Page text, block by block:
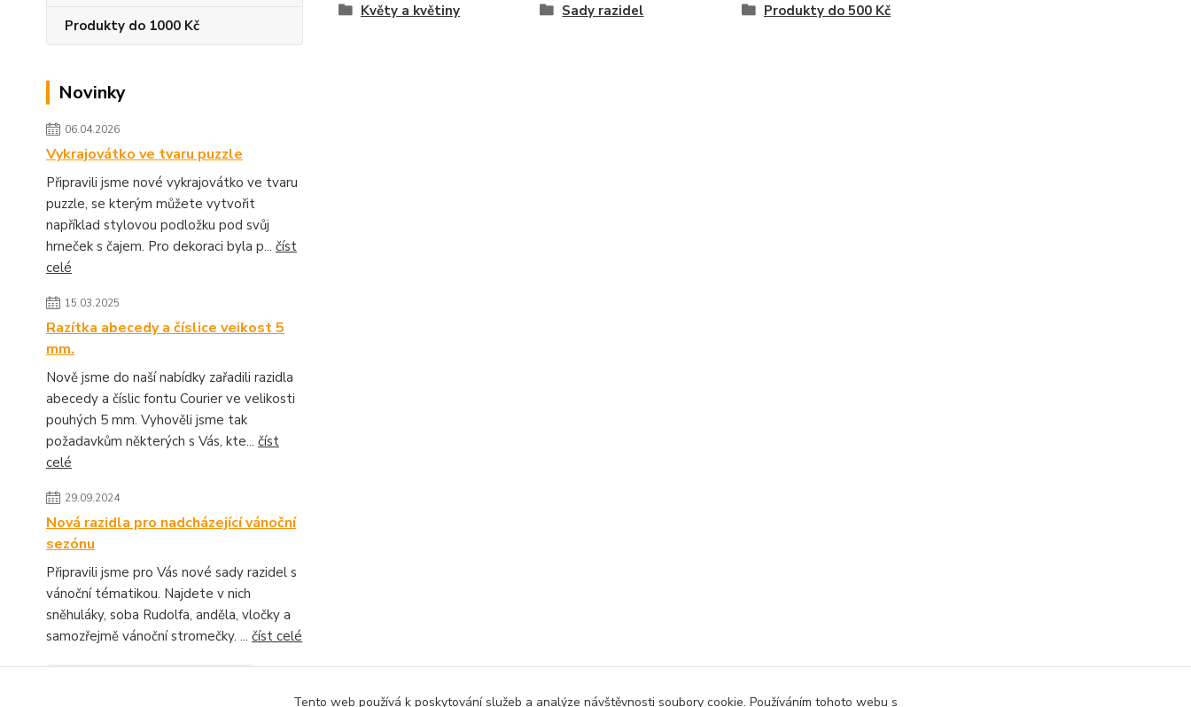
Produkty do 1000 Kč
Novinky
06.04.2026
Vykrajovátko ve tvaru puzzle
Připravili jsme nové vykrajovátko ve tvaru
puzzle, se kterým můžete vytvořit
například stylovou podložku pod svůj
hrneček s čajem. Pro dekoraci byla p... číst
celé
15.03.2025
Razítka abecedy a číslice veikost 5
mm.
Nově jsme do naší nabídky zařadili razidla
abecedy a číslic fontu Courier ve velikosti
pouhých 5 mm. Vyhověli jsme tak
požadavkům některých s Vás, kte... číst
celé
29.09.2024
Nová razidla pro nadcházející vánoční
sezónu
Připravili jsme pro Vás nové sady razidel s
vánoční tématikou. Najdete v nich
sněhuláky, soba Rudolfa, anděla, vločky a
samozřejmě vánoční stromečky. ... číst celé
Květy a květiny Sady razidel Produkty do 500 Kč
Tento web používá k poskytování služeb a analýze návštěvnosti soubory cookie. Používáním tohoto webu s